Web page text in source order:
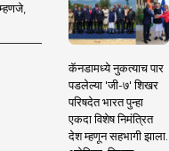
कॅनडामध्ये नुकत्याच पार
पडलेल्या 'जी-७' शिखर
परिषदेत भारत पुन्हा
एकदा विशेष निमंत्रित
देश म्हणून सहभागी झाला.